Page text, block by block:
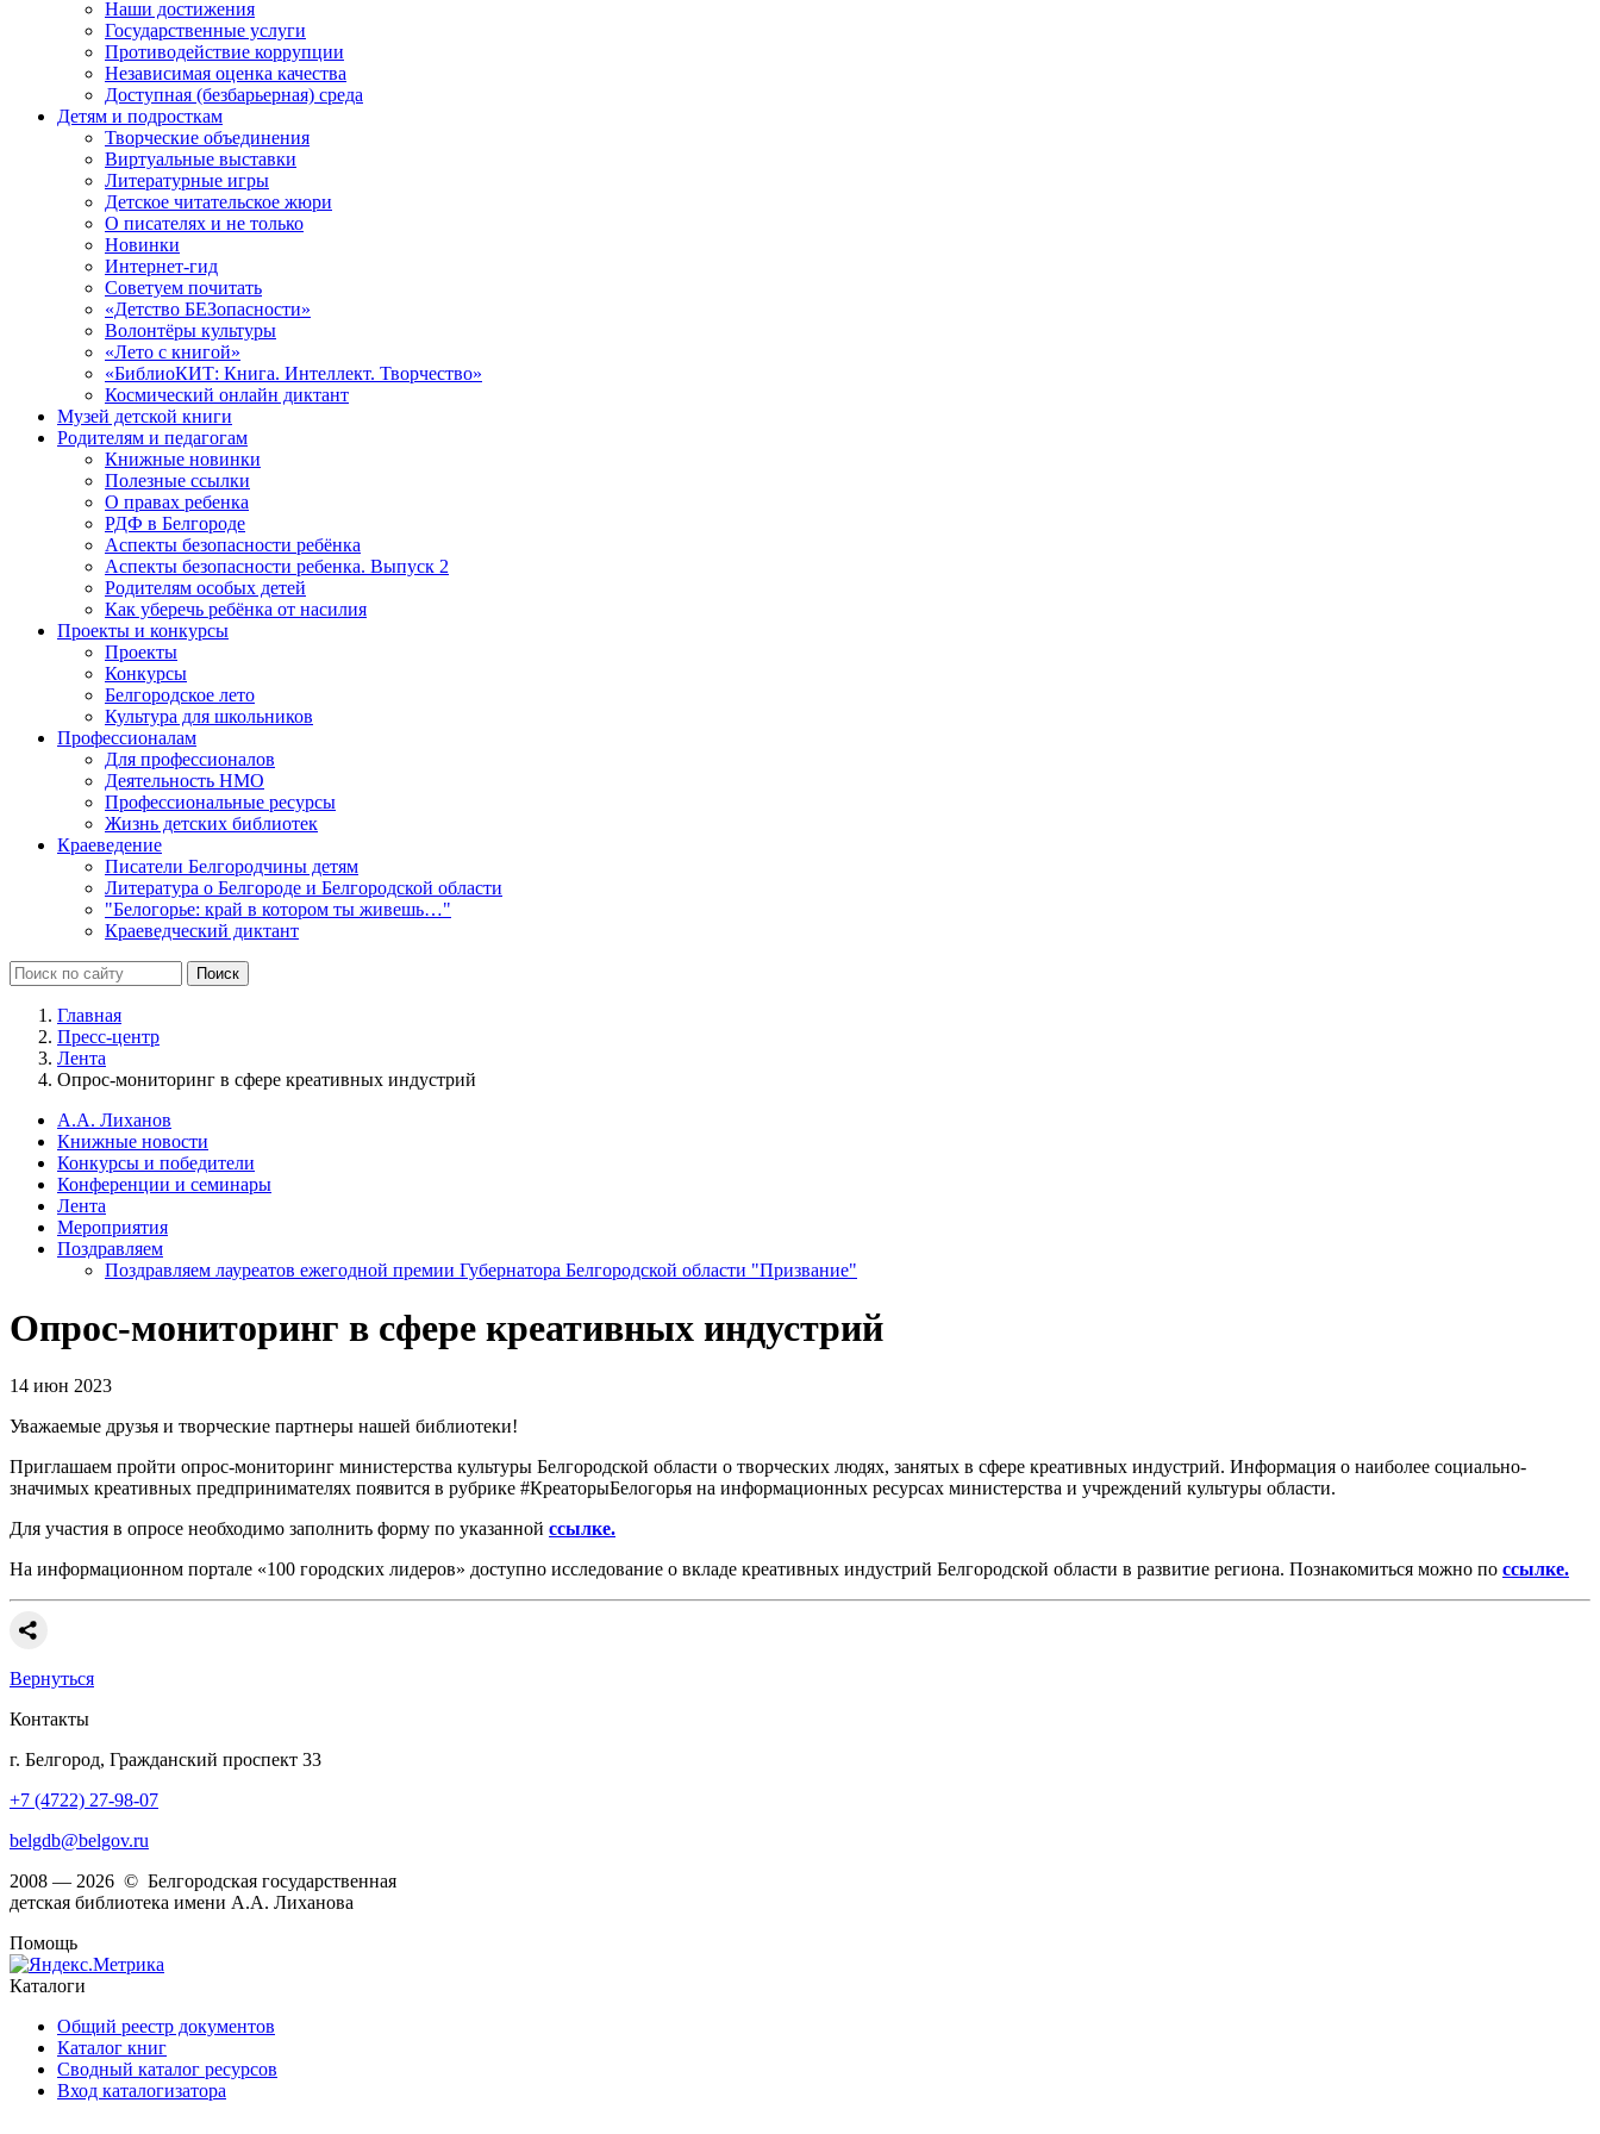
Наши достижения
Государственные услуги
Противодействие коррупции
Независимая оценка качества
Доступная (безбарьерная) среда
Детям и подросткам
Творческие объединения
Виртуальные выставки
Литературные игры
Детское читательское жюри
О писателях и не только
Новинки
Интернет-гид
Советуем почитать
«Детство БЕЗопасности»
Волонтёры культуры
«Лето с книгой»
«БиблиоКИТ: Книга. Интеллект. Творчество»
Космический онлайн диктант
Музей детской книги
Родителям и педагогам
Книжные новинки
Полезные ссылки
О правах ребенка
РДФ в Белгороде
Аспекты безопасности ребёнка
Аспекты безопасности ребенка. Выпуск 2
Родителям особых детей
Как уберечь ребёнка от насилия
Проекты и конкурсы
Проекты
Конкурсы
Белгородское лето
Культура для школьников
Профессионалам
Для профессионалов
Деятельность НМО
Профессиональные ресурсы
Жизнь детских библиотек
Краеведение
Писатели Белгородчины детям
Литература о Белгороде и Белгородской области
"Белогорье: край в котором ты живешь…"
Краеведческий диктант
Главная
Пресс-центр
Лента
Опрос-мониторинг в сфере креативных индустрий
А.А. Лиханов
Книжные новости
Конкурсы и победители
Конференции и семинары
Лента
Мероприятия
Поздравляем
Поздравляем лауреатов ежегодной премии Губернатора Белгородской области "Призвание"
Опрос-мониторинг в сфере креативных индустрий
14 июн 2023
Уважаемые друзья и творческие партнеры нашей библиотеки!
Приглашаем пройти опрос-мониторинг министерства культуры Белгородской области о творческих людях, занятых в сфере креативных индустрий. Информация о наиболее социально-
значимых креативных предпринимателях появится в рубрике #КреаторыБелогорья на информационных ресурсах министерства и учреждений культуры области.
Для участия в опросе необходимо заполнить форму по указанной ссылке.
На информационном портале «100 городских лидеров» доступно исследование о вкладе креативных индустрий Белгородской области в развитие региона. Познакомиться можно по ссылке.
Вернуться
Контакты
г. Белгород, Гражданский проспект 33
+7 (4722) 27-98-07
belgdb@belgov.ru
2008 — 2026 © Белгородская государственная
детская библиотека имени А.А. Лиханова
Помощь
Каталоги
Общий реестр документов
Каталог книг
Сводный каталог ресурсов
Вход каталогизатора